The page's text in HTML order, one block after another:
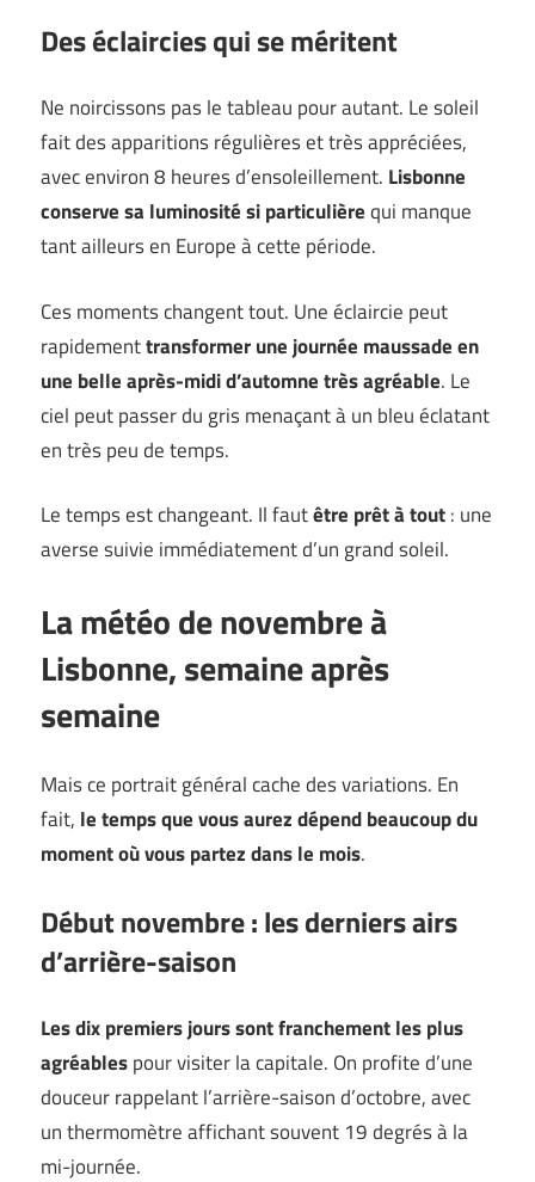
Des éclaircies qui se méritent
Ne noircissons pas le tableau pour autant. Le soleil
fait des apparitions régulières et très appréciées,
avec environ 8 heures d’ensoleillement. Lisbonne
conserve sa luminosité si particulièrequi manque
tant ailleurs en Europe à cette période.
Ces moments changent tout. Une éclaircie peut
rapidementtransformer une journée maussade en
une belle après-midi d’automne très agréable. Le
ciel peut passer du gris menaçant à un bleu éclatant
en très peu de temps.
Le temps est changeant. Il fautêtre prêt à tout: une
averse suivie immédiatement d’un grand soleil.
La météo de novembre à
Lisbonne, semaine après
semaine
Mais ce portrait général cache des variations. En
fait, le temps que vous aurez dépend beaucoup du
moment où vous partez dans le mois.
Début novembre : les derniers airs
d’arrière-saison
Les dix premiers jours sont franchement les plus
agréablespour visiter la capitale. On profite d’une
douceur rappelant l’arrière-saison d’octobre, avec
un thermomètre affichant souvent 19 degrés à la
mi-journée.